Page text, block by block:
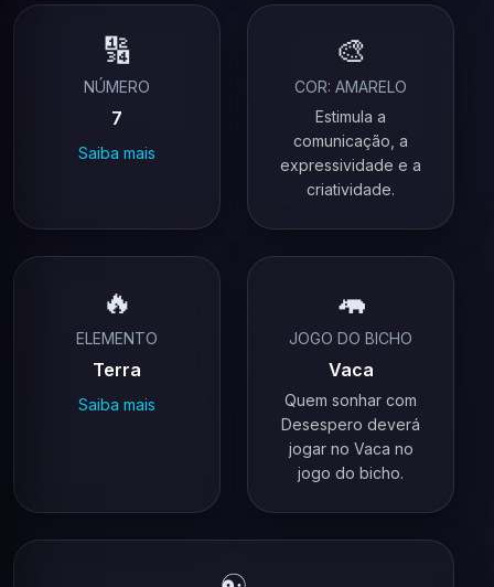
🔢
NÚMERO
7
Saiba mais
🎨
COR: AMARELO
Estimula a
comunicação, a
expressividade e a
criatividade.
🔥
ELEMENTO
Terra
Saiba mais
🦛
JOGO DO BICHO
Vaca
Quem sonhar com
Desespero deverá
jogar no Vaca no
jogo do bicho.